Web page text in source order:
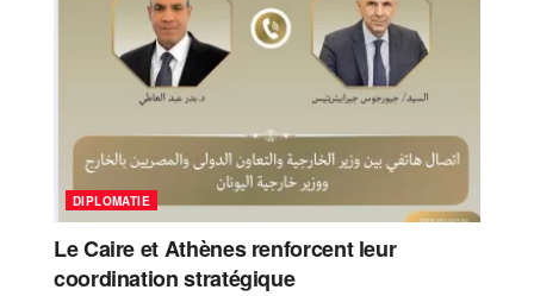
DIPLOMATIE
Le Caire et Athènes renforcent leur
coordination stratégique